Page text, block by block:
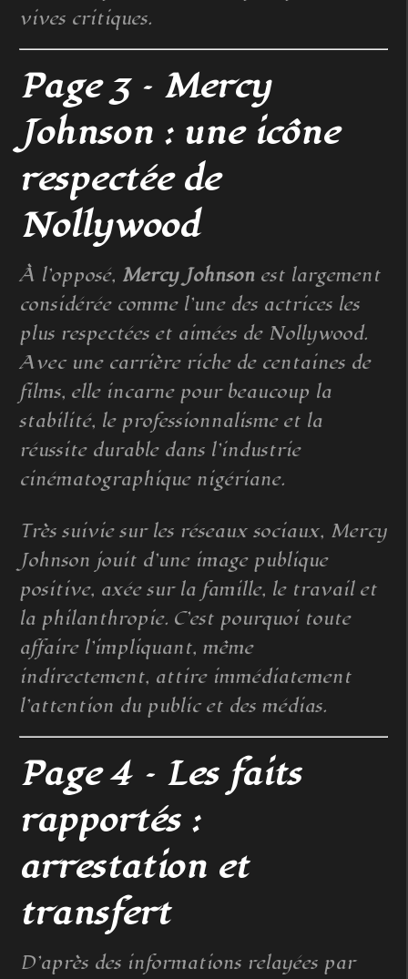
vives critiques.
Page 3 – Mercy
Johnson : une icône
respectée de
Nollywood
À l’opposé, Mercy Johnson est largement
considérée comme l’une des actrices les
plus respectées et aimées de Nollywood.
Avec une carrière riche de centaines de
films, elle incarne pour beaucoup la
stabilité, le professionnalisme et la
réussite durable dans l’industrie
cinématographique nigériane.
Très suivie sur les réseaux sociaux, Mercy
Johnson jouit d’une image publique
positive, axée sur la famille, le travail et
la philanthropie. C’est pourquoi toute
affaire l’impliquant, même
indirectement, attire immédiatement
l’attention du public et des médias.
Page 4 – Les faits
rapportés :
arrestation et
transfert
D’après des informations relayées par